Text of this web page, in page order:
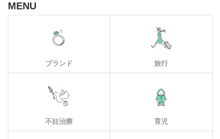
MENU
ブランド 旅行
不妊治療 育児